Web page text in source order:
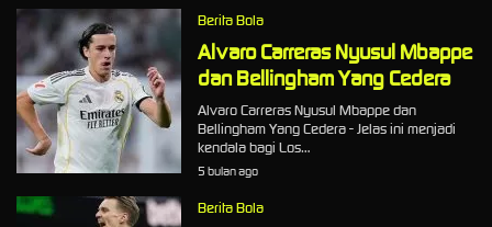
Berita Bola
Alvaro Carreras Nyusul Mbappe
dan Bellingham Yang Cedera
Alvaro Carreras Nyusul Mbappe dan
Bellingham Yang Cedera - Jelas ini menjadi
kendala bagi Los…
5 bulan ago
Berita Bola